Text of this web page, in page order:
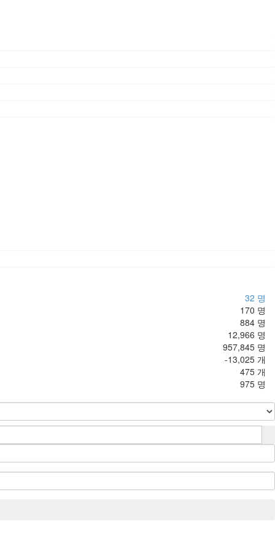
32 명
170 명
884 명
12,966 명
957,845 명
-13,025 개
475 개
975 명